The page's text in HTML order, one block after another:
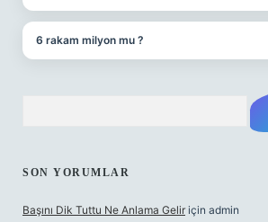
6 rakam milyon mu ?
SON YORUMLAR
Başını Dik Tuttu Ne Anlama Gelir için admin